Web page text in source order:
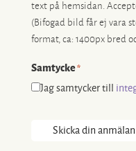
text på hemsidan.
(Bifogad bild får ej vara
format, ca: 1400px bred
Samtycke*
Jag samtycker till
Skicka din anmälan